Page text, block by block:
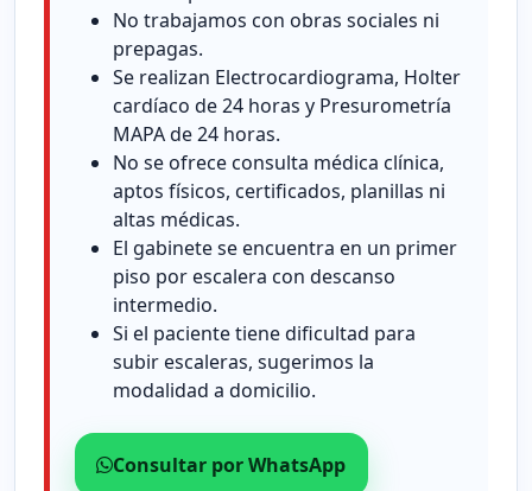
No trabajamos con obras sociales ni
prepagas.
Se realizan Electrocardiograma, Holter
cardíaco de 24 horas y Presurometría
MAPA de 24 horas.
No se ofrece consulta médica clínica,
aptos físicos, certificados, planillas ni
altas médicas.
El gabinete se encuentra en un primer
piso por escalera con descanso
intermedio.
Si el paciente tiene dificultad para
subir escaleras, sugerimos la
modalidad a domicilio.
Consultar por WhatsApp